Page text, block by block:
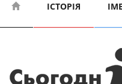
ІСТОРІЯ